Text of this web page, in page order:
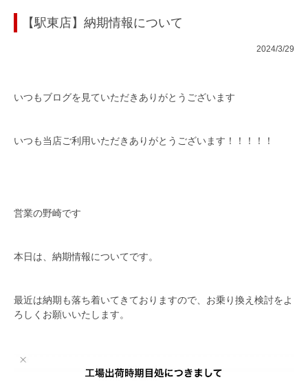
【駅東店】納期情報について
2024/3/29
いつもブログを見ていただきありがとうございます
いつも当店ご利用いただきありがとうございます！！！！！
営業の野崎です
本日は、納期情報についてです。
最近は納期も落ち着いてきておりますので、お乗り換え検討をよ
ろしくお願いいたします。